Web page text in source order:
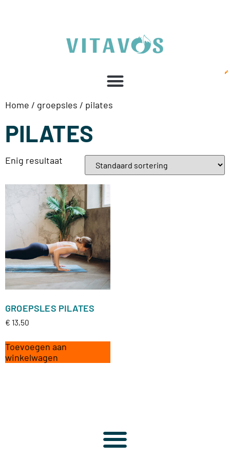
Home / groepsles / pilates
PILATES
Enig resultaat
GROEPSLES PILATES
€ 13,50
Toevoegen aan
winkelwagen